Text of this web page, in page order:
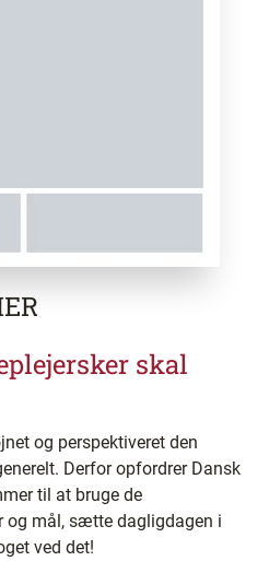
skal
og perspektiveret den
Derfor opfordrer Dansk
til at bruge de
mål, sætte dagligdagen i
ved det!